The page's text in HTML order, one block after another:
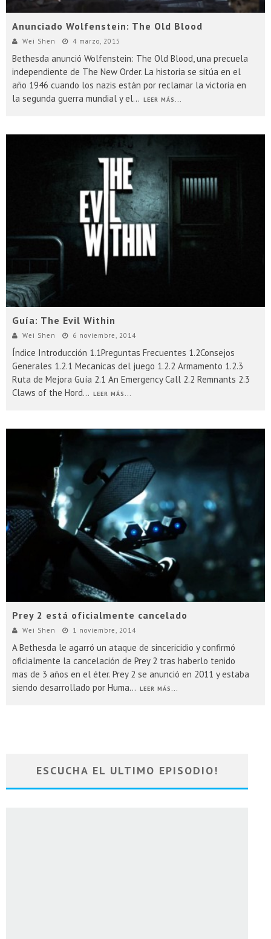
Anunciado Wolfenstein: The Old Blood
Wei Shen 4 marzo, 2015
Bethesda anunció Wolfenstein: The Old Blood, una precuela
independiente de The New Order. La historia se sitúa en el
año 1946 cuando los nazis están por reclamar la victoria en
la segunda guerra mundial y el... LEER MÁS...
Guía: The Evil Within
Wei Shen 6 noviembre, 2014
Índice Introducción 1.1Preguntas Frecuentes 1.2Consejos
Generales 1.2.1 Mecanicas del juego 1.2.2 Armamento 1.2.3
Ruta de Mejora Guía 2.1 An Emergency Call 2.2 Remnants 2.3
Claws of the Hord... LEER MÁS...
Prey 2 está oficialmente cancelado
Wei Shen 1 noviembre, 2014
A Bethesda le agarró un ataque de sincericidio y confirmó
oficialmente la cancelación de Prey 2 tras haberlo tenido
mas de 3 años en el éter. Prey 2 se anunció en 2011 y estaba
siendo desarrollado por Huma... LEER MÁS...
ESCUCHA EL ULTIMO EPISODIO!